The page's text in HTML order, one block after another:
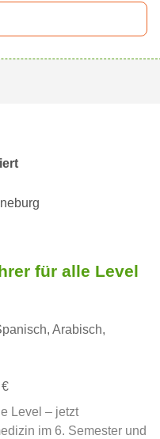
für alle Level
Arabisch,
Level – jetzt
im 6. Semester und